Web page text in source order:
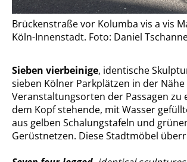
Brückenstraße vor Kolumba vis a vis
Köln-Innenstadt. Foto: Daniel
Sieben vierbeinige, identische
sieben Kölner Parkplät­zen in der Nähe
Veranstaltungs­orten der Passagen zu
dem Kopf stehende, mit Wasser
aus gelben Scha­lungstafeln und
Gerüstnetzen. Diese Stadtmöbel